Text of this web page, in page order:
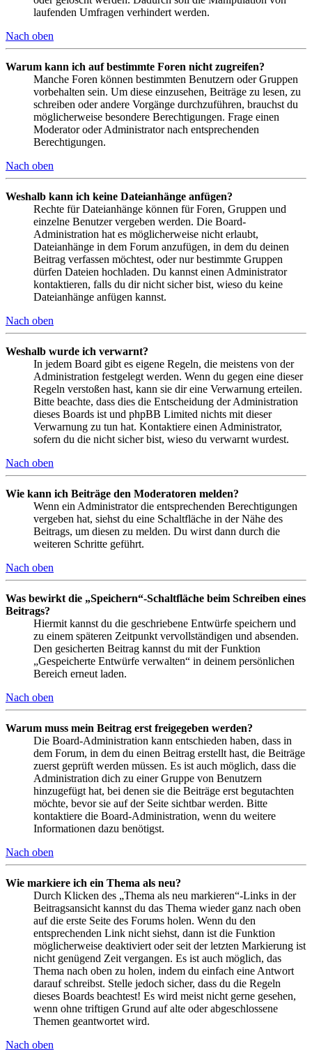
laufenden Umfragen verhindert werden.
Nach oben
Warum kann ich auf bestimmte Foren nicht zugreifen?
Manche Foren können bestimmten Benutzern oder Gruppen
vorbehalten sein. Um diese einzusehen, Beiträge zu lesen, zu
schreiben oder andere Vorgänge durchzuführen, brauchst du
möglicherweise besondere Berechtigungen. Frage einen
Moderator oder Administrator nach entsprechenden
Berechtigungen.
Nach oben
Weshalb kann ich keine Dateianhänge anfügen?
Rechte für Dateianhänge können für Foren, Gruppen und
einzelne Benutzer vergeben werden. Die Board-
Administration hat es möglicherweise nicht erlaubt,
Dateianhänge in dem Forum anzufügen, in dem du deinen
Beitrag verfassen möchtest, oder nur bestimmte Gruppen
dürfen Dateien hochladen. Du kannst einen Administrator
kontaktieren, falls du dir nicht sicher bist, wieso du keine
Dateianhänge anfügen kannst.
Nach oben
Weshalb wurde ich verwarnt?
In jedem Board gibt es eigene Regeln, die meistens von der
Administration festgelegt werden. Wenn du gegen eine dieser
Regeln verstoßen hast, kann sie dir eine Verwarnung erteilen.
Bitte beachte, dass dies die Entscheidung der Administration
dieses Boards ist und phpBB Limited nichts mit dieser
Verwarnung zu tun hat. Kontaktiere einen Administrator,
sofern du die nicht sicher bist, wieso du verwarnt wurdest.
Nach oben
Wie kann ich Beiträge den Moderatoren melden?
Wenn ein Administrator die entsprechenden Berechtigungen
vergeben hat, siehst du eine Schaltfläche in der Nähe des
Beitrags, um diesen zu melden. Du wirst dann durch die
weiteren Schritte geführt.
Nach oben
Was bewirkt die „Speichern“-Schaltfläche beim Schreiben eines
Beitrags?
Hiermit kannst du die geschriebene Entwürfe speichern und
zu einem späteren Zeitpunkt vervollständigen und absenden.
Den gesicherten Beitrag kannst du mit der Funktion
„Gespeicherte Entwürfe verwalten“ in deinem persönlichen
Bereich erneut laden.
Nach oben
Warum muss mein Beitrag erst freigegeben werden?
Die Board-Administration kann entschieden haben, dass in
dem Forum, in dem du einen Beitrag erstellt hast, die Beiträge
zuerst geprüft werden müssen. Es ist auch möglich, dass die
Administration dich zu einer Gruppe von Benutzern
hinzugefügt hat, bei denen sie die Beiträge erst begutachten
möchte, bevor sie auf der Seite sichtbar werden. Bitte
kontaktiere die Board-Administration, wenn du weitere
Informationen dazu benötigst.
Nach oben
Wie markiere ich ein Thema als neu?
Durch Klicken des „Thema als neu markieren“-Links in der
Beitragsansicht kannst du das Thema wieder ganz nach oben
auf die erste Seite des Forums holen. Wenn du den
entsprechenden Link nicht siehst, dann ist die Funktion
möglicherweise deaktiviert oder seit der letzten Markierung ist
nicht genügend Zeit vergangen. Es ist auch möglich, das
Thema nach oben zu holen, indem du einfach eine Antwort
darauf schreibst. Stelle jedoch sicher, dass du die Regeln
dieses Boards beachtest! Es wird meist nicht gerne gesehen,
wenn ohne triftigen Grund auf alte oder abgeschlossene
Themen geantwortet wird.
Nach oben